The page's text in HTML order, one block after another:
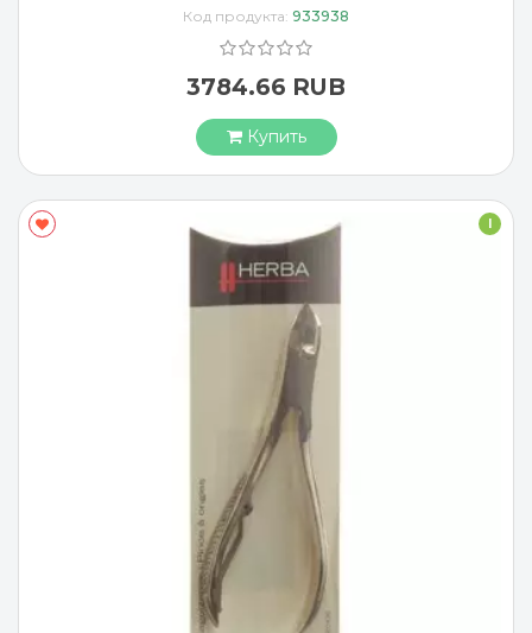
Код продукта: 933938
3784.66 RUB
Купить
I